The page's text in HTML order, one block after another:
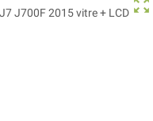
zoom_out_map